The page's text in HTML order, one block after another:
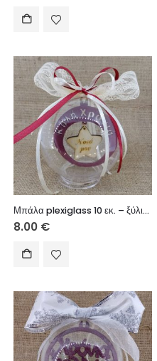
Μπάλα plexiglass 10 εκ. – ξύλινο στοιχείο Καλή Χρονιά (Νονά μου)
8.00 €